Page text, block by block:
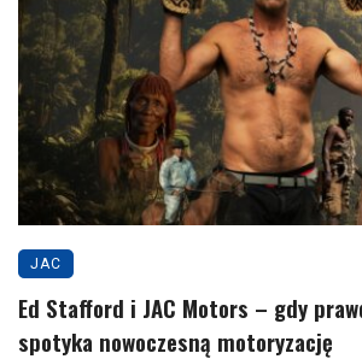
JAC
Ed Stafford i JAC Motors – gdy
spotyka nowoczesną motoryzację